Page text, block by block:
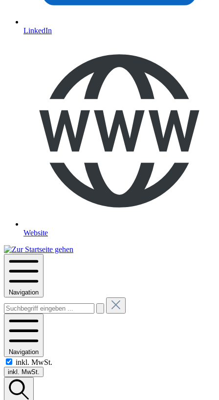
LinkedIn
Website
Navigation
Navigation
inkl. MwSt.
inkl. MwSt.